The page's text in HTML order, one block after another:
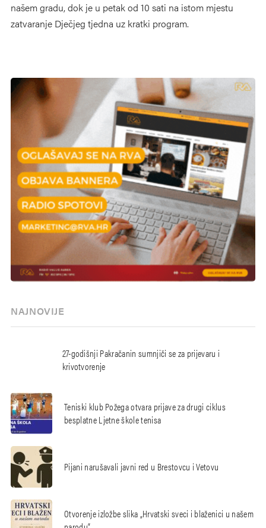
našem gradu, dok je u petak od 10 sati na istom mjestu
zatvaranje Dječjeg tjedna uz kratki program.
NAJNOVIJE
27-godišnji Pakračanin sumnjiči se za prijevaru i
krivotvorenje
Teniski klub Požega otvara prijave za drugi ciklus
besplatne Ljetne škole tenisa
Pijani narušavali javni red u Brestovcu i Vetovu
Otvorenje izložbe slika „Hrvatski sveci i blaženici u našem